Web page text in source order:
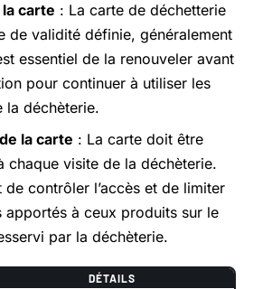
carte : La carte de déchetterie
de validité définie, généralement
essentiel de la renouveler avant
pour continuer à utiliser les
la déchèterie.
la carte : La carte doit être
chaque visite de la déchèterie.
de contrôler l’accès et de limiter
apportés à ceux produits sur le
par la déchèterie.
DÉTAILS